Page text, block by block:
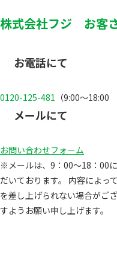
株式会社フジ お客
お電話にて
0120-125-481 （9:00～18:00
メールにて
お問い合わせフォーム
※メールは、9：00～18：00
だいております。 内容によっ
を差し上げられない場合がご
すようお願い申し上げます。